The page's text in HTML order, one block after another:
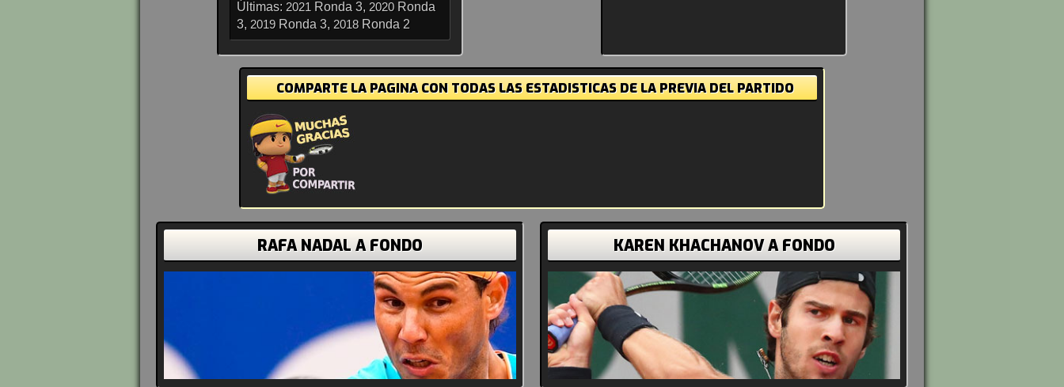
Últimas: 2021 Ronda 3, 2020 Ronda
3, 2019 Ronda 3, 2018 Ronda 2
COMPARTE LA PAGINA CON TODAS LAS ESTADISTICAS DE LA PREVIA DEL PARTIDO
RAFA NADAL A FONDO KAREN KHACHANOV A FONDO